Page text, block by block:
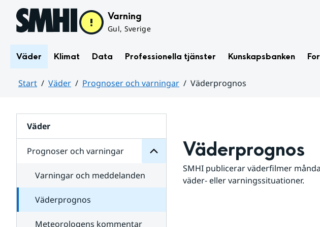
Hoppa till sidans innehåll Varning
Gul, Sverige
Väder Klimat Data Professionella tjänster Kunskapsbanken
Start Väder Prognoser och varningar
Väderprognos
Väder
Prognoser och varningar
för
varningar
Varningar och meddelanden
Väderprognos
Meteorologens kommentar
Väderprognos
SMHI publicerar väderfilmer
väder- eller varningssituationer.